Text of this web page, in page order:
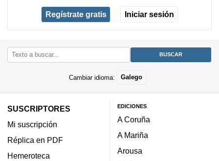
Regístrate gratis Iniciar sesión
Cambiar idioma: Galego
SUSCRIPTORES
Mi suscripción
Réplica en PDF
Hemeroteca
EDICIONES
A Coruña
A Mariña
Arousa